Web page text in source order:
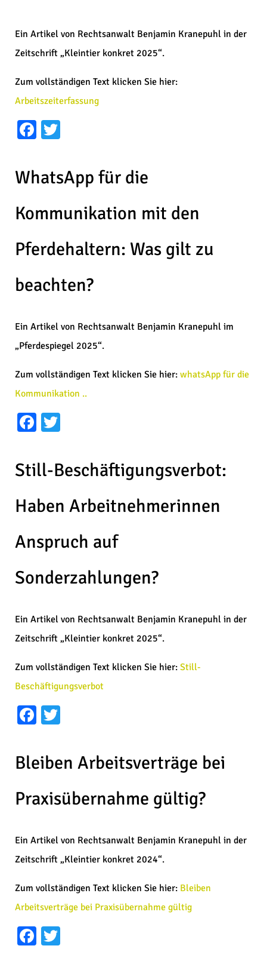
Ein Artikel von Rechtsanwalt Benjamin Kranepuhl in der
Zeitschrift „Kleintier konkret 2025“.
Zum vollständigen Text klicken Sie hier:
Arbeitszeiterfassung
Facebook
WhatsApp für die
Kommunikation mit den
Pferdehaltern: Was gilt zu
beachten?
Ein Artikel von Rechtsanwalt Benjamin Kranepuhl im
„Pferdespiegel 2025“.
Zum vollständigen Text klicken Sie hier: whatsApp für die
Kommunikation ..
Facebook
Still-Beschäftigungsverbot:
Haben Arbeitnehmerinnen
Anspruch auf
Sonderzahlungen?
Ein Artikel von Rechtsanwalt Benjamin Kranepuhl in der
Zeitschrift „Kleintier konkret 2025“.
Zum vollständigen Text klicken Sie hier: Still-
Beschäftigungsverbot
Facebook
Bleiben Arbeitsverträge bei
Praxisübernahme gültig?
Ein Artikel von Rechtsanwalt Benjamin Kranepuhl in der
Zeitschrift „Kleintier konkret 2024“.
Zum vollständigen Text klicken Sie hier: Bleiben
Arbeitsverträge bei Praxisübernahme gültig
Facebook